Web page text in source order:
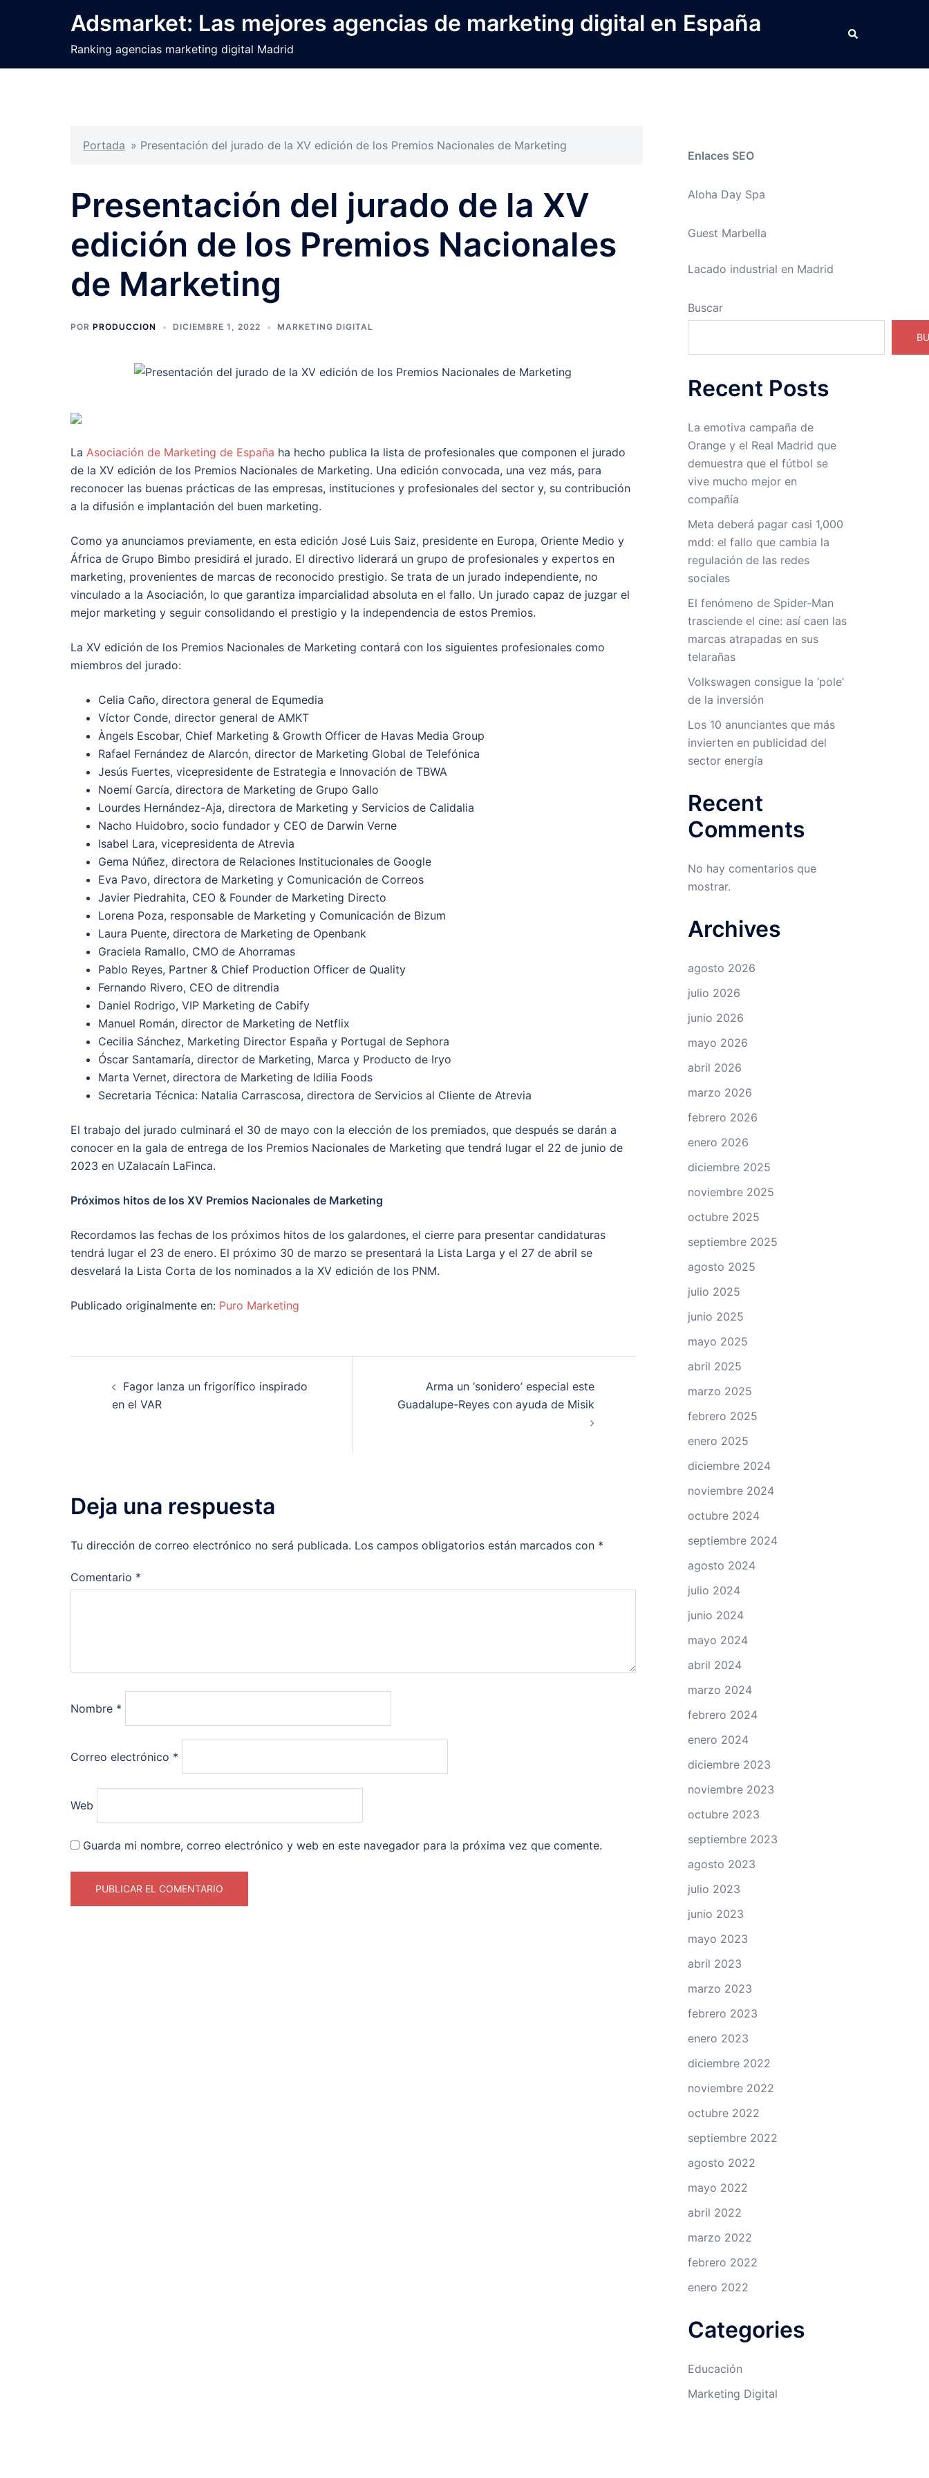
Adsmarket: Las mejores agencias de marketing digital en España
Ranking agencias marketing digital Madrid
Buscar
Portada » Presentación del jurado de la XV edición de los Premios Nacionales de Marketing
Presentación del jurado de la XV
edición de los Premios Nacionales
de Marketing
POR PRODUCCION DICIEMBRE 1, 2022 MARKETING DIGITAL
La Asociación de Marketing de España ha hecho publica la lista de profesionales que componen el jurado
de la XV edición de los Premios Nacionales de Marketing. Una edición convocada, una vez más, para
reconocer las buenas prácticas de las empresas, instituciones y profesionales del sector y, su contribución
a la difusión e implantación del buen marketing.
Como ya anunciamos previamente, en esta edición José Luis Saiz, presidente en Europa, Oriente Medio y
África de Grupo Bimbo presidirá el jurado. El directivo liderará un grupo de profesionales y expertos en
marketing, provenientes de marcas de reconocido prestigio. Se trata de un jurado independiente, no
vinculado a la Asociación, lo que garantiza imparcialidad absoluta en el fallo. Un jurado capaz de juzgar el
mejor marketing y seguir consolidando el prestigio y la independencia de estos Premios.
La XV edición de los Premios Nacionales de Marketing contará con los siguientes profesionales como
miembros del jurado:
Celia Caño, directora general de Equmedia
Víctor Conde, director general de AMKT
Àngels Escobar, Chief Marketing & Growth Officer de Havas Media Group
Rafael Fernández de Alarcón, director de Marketing Global de Telefónica
Jesús Fuertes, vicepresidente de Estrategia e Innovación de TBWA
Noemí García, directora de Marketing de Grupo Gallo
Lourdes Hernández-Aja, directora de Marketing y Servicios de Calidalia
Nacho Huidobro, socio fundador y CEO de Darwin Verne
Isabel Lara, vicepresidenta de Atrevia
Gema Núñez, directora de Relaciones Institucionales de Google
Eva Pavo, directora de Marketing y Comunicación de Correos
Javier Piedrahita, CEO & Founder de Marketing Directo
Lorena Poza, responsable de Marketing y Comunicación de Bizum
Laura Puente, directora de Marketing de Openbank
Graciela Ramallo, CMO de Ahorramas
Pablo Reyes, Partner & Chief Production Officer de Quality
Fernando Rivero, CEO de ditrendia
Daniel Rodrigo, VIP Marketing de Cabify
Manuel Román, director de Marketing de Netflix
Cecilia Sánchez, Marketing Director España y Portugal de Sephora
Óscar Santamaría, director de Marketing, Marca y Producto de Iryo
Marta Vernet, directora de Marketing de Idilia Foods
Secretaria Técnica: Natalia Carrascosa, directora de Servicios al Cliente de Atrevia
El trabajo del jurado culminará el 30 de mayo con la elección de los premiados, que después se darán a
conocer en la gala de entrega de los Premios Nacionales de Marketing que tendrá lugar el 22 de junio de
2023 en UZalacaín LaFinca.
Próximos hitos de los XV Premios Nacionales de Marketing
Recordamos las fechas de los próximos hitos de los galardones, el cierre para presentar candidaturas
tendrá lugar el 23 de enero. El próximo 30 de marzo se presentará la Lista Larga y el 27 de abril se
desvelará la Lista Corta de los nominados a la XV edición de los PNM.
Publicado originalmente en: Puro Marketing
Fagor lanza un frigorífico inspirado
en el VAR
Arma un ‘sonidero’ especial este
Guadalupe-Reyes con ayuda de Misik
Deja una respuesta
Tu dirección de correo electrónico no será publicada. Los campos obligatorios están marcados con *
Comentario *
Nombre *
Correo electrónico *
Web
Guarda mi nombre, correo electrónico y web en este navegador para la próxima vez que comente.
Enlaces SEO
Aloha Day Spa
Guest Marbella
Lacado industrial en Madrid
Buscar
Recent Posts
La emotiva campaña de
Orange y el Real Madrid que
demuestra que el fútbol se
vive mucho mejor en
compañía
Meta deberá pagar casi 1,000
mdd: el fallo que cambia la
regulación de las redes
sociales
El fenómeno de Spider-Man
trasciende el cine: así caen las
marcas atrapadas en sus
telarañas
Volkswagen consigue la ‘pole’
de la inversión
Los 10 anunciantes que más
invierten en publicidad del
sector energía
Recent
Comments
No hay comentarios que
mostrar.
Archives
agosto 2026
julio 2026
junio 2026
mayo 2026
abril 2026
marzo 2026
febrero 2026
enero 2026
diciembre 2025
noviembre 2025
octubre 2025
septiembre 2025
agosto 2025
julio 2025
junio 2025
mayo 2025
abril 2025
marzo 2025
febrero 2025
enero 2025
diciembre 2024
noviembre 2024
octubre 2024
septiembre 2024
agosto 2024
julio 2024
junio 2024
mayo 2024
abril 2024
marzo 2024
febrero 2024
enero 2024
diciembre 2023
noviembre 2023
octubre 2023
septiembre 2023
agosto 2023
julio 2023
junio 2023
mayo 2023
abril 2023
marzo 2023
febrero 2023
enero 2023
diciembre 2022
noviembre 2022
octubre 2022
septiembre 2022
agosto 2022
mayo 2022
abril 2022
marzo 2022
febrero 2022
enero 2022
Categories
Educación
Marketing Digital